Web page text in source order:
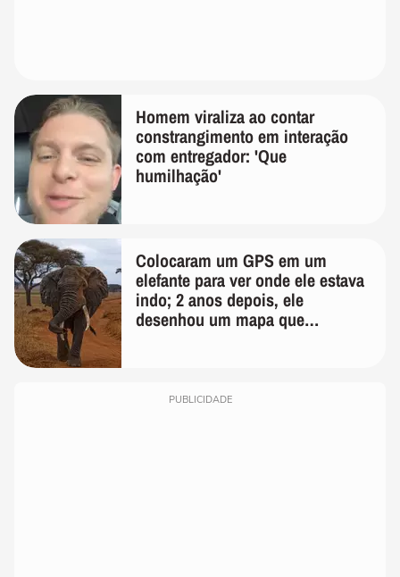
Homem viraliza ao contar
constrangimento em interação
com entregador: 'Que
humilhação'
Colocaram um GPS em um
elefante para ver onde ele estava
indo; 2 anos depois, ele
desenhou um mapa que
PUBLICIDADE